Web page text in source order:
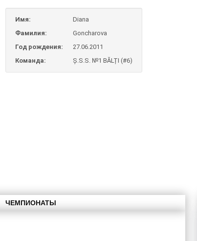
Имя:
Diana
Фамилия:
Goncharova
Год рождения:
27.06.2011
Команда:
Ș.S.S. №1 BĂLȚI (#6)
ЧЕМПИОНАТЫ